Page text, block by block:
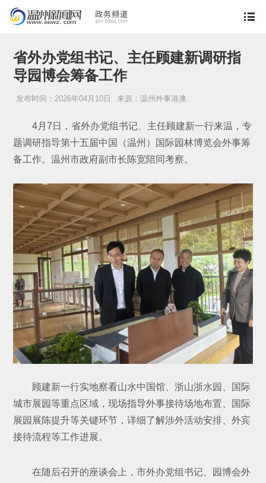
省外办党组书记、主任顾建新调研指
导园博会筹备工作
发布时间：2026年04月10日 来源：温州外事港澳
4月7日，省外办党组书记、主任顾建新一行来温，专
题调研指导第十五届中国（温州）国际园林博览会外事筹
备工作。温州市政府副市长陈宽陪同考察。
顾建新一行实地察看山水中国馆、浙山浙水园、国际
城市展园等重点区域，现场指导外事接待场地布置、国际
展园展陈提升等关键环节，详细了解涉外活动安排、外宾
接待流程等工作进展。
在随后召开的座谈会上，市外办党组书记、园博会外